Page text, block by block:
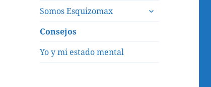
Somos Esquizomax
expande
Consejos
Yo y mi estado mental